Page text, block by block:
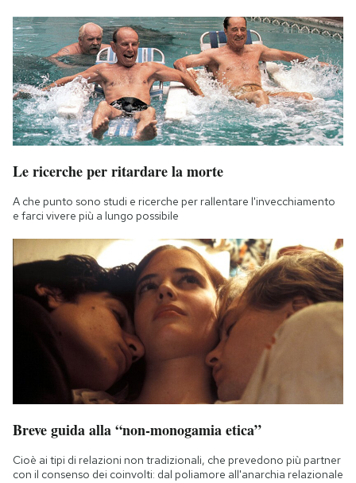
Le ricerche per ritardare la morte
A che punto sono studi e ricerche per rallentare l'invecchiamento
e farci vivere più a lungo possibile
Breve guida alla “non-monogamia etica”
Cioè ai tipi di relazioni non tradizionali, che prevedono più partner
con il consenso dei coinvolti: dal poliamore all'anarchia relazionale